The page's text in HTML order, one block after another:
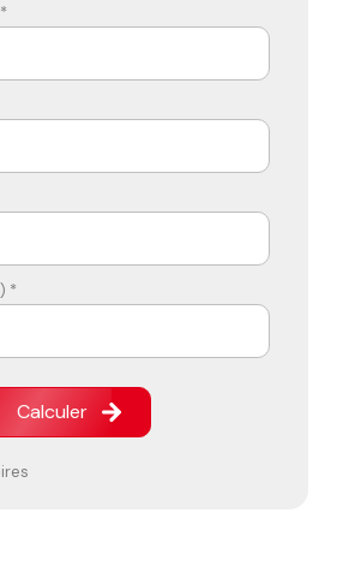
*
Calculer